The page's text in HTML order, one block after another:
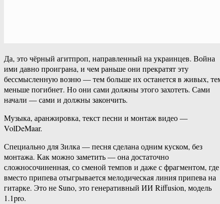
Да, это чёрный агитпроп, направленный на украинцев. Война
ими давно проиграна, и чем раньше они прекратят эту
бессмысленную возню — тем больше их останется в живых,
меньше погибнет. Но они сами должны этого захотеть. Сами
начали — сами и должны закончить.
Музыка, аранжировка, текст песни и монтаж видео —
VolDeMaar.
Специально для Зилка — песня сделана одним куском, без
монтажа. Как можно заметить — она достаточно
сложносочиненная, со сменой темпов и даже с фрагментом, где
вместо припева отыгрывается мелодическая линия припева на
гитарке. Это не Suno, это генеративный ИИ Riffusion, модель
1.1pro.